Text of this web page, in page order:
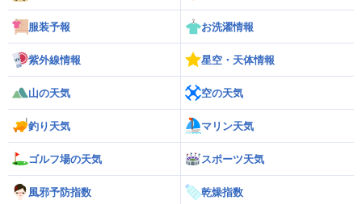
服装予報 お洗濯情報
紫外線情報 星空・天体情報
山の天気 空の天気
釣り天気 マリン天気
ゴルフ場の天気 スポーツ天気
風邪予防指数 乾燥指数